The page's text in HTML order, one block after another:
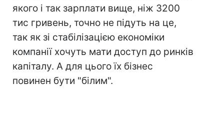
якого і так зарплати вище, ніж 3200
тис гривень, точно не підуть на це,
так як зі стабілізацією економіки
компанії хочуть мати доступ до ринків
капіталу. А для цього їх бізнес
повинен бути "білим".